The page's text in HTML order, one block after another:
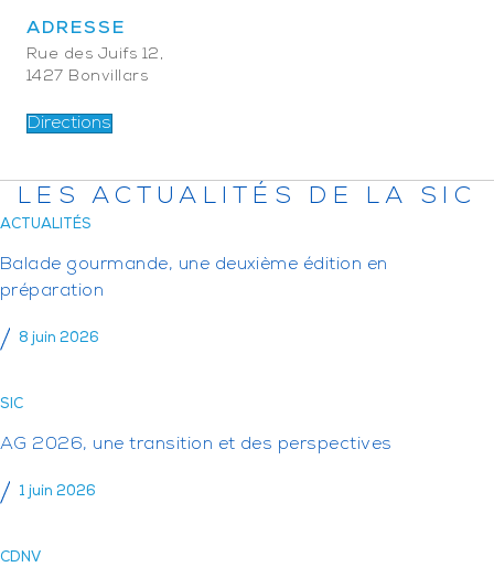
ADRESSE
Rue des Juifs 12,
1427 Bonvillars
Directions
LES ACTUALITÉS DE LA SIC
ACTUALITÉS
Balade gourmande, une deuxième édition en
préparation
8 juin 2026
SIC
AG 2026, une transition et des perspectives
1 juin 2026
CDNV